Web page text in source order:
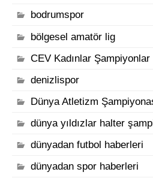
bodrumspor
bölgesel amatör lig
CEV Kadınlar Şampiyonlar
denizlispor
Dünya Atletizm
dünya yıldızlar halter
dünyadan futbol haberleri
dünyadan spor haberleri